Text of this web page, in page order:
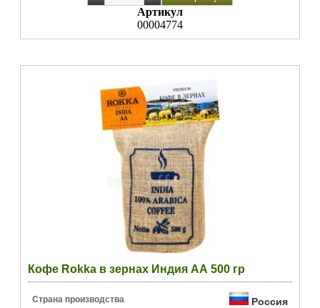
Артикул
00004774
Кофе Rokka в зернах Индия АА 500 гр
Страна производства Россия